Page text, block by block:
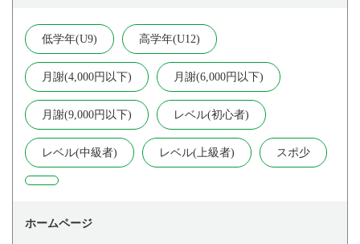
低学年(U9) 高学年(U12)
月謝(4,000円以下) 月謝(6,000円以下)
月謝(9,000円以下) レベル(初心者)
レベル(中級者) レベル(上級者) スポ少
ホームページ